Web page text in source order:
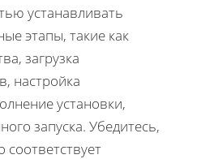
устанавливать
этапы, такие как
загрузка
настройка
установки,
запуска. Убедитесь,
соответствует